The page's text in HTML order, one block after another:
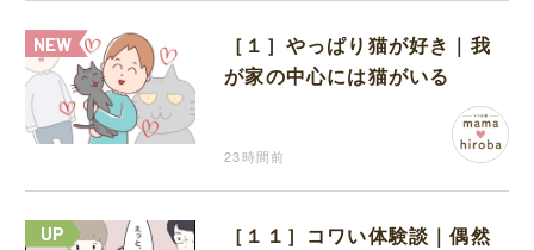
［１］やっぱり猫が好き｜我
が家の中心には猫がいる
23時間前
［１１］コワい体験談｜偶然